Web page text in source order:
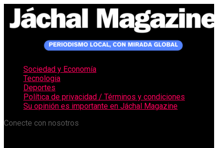
Sociedad y Economía
Tecnologia
Deportes
Política de privacidad / Términos y condiciones
Su opinión es importante en Jáchal Magazine
Conecte con nosotros